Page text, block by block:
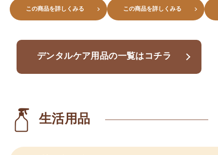
この商品を詳しくみる この商品を詳しくみる
デンタルケア用品の一覧はコチラ
生活用品